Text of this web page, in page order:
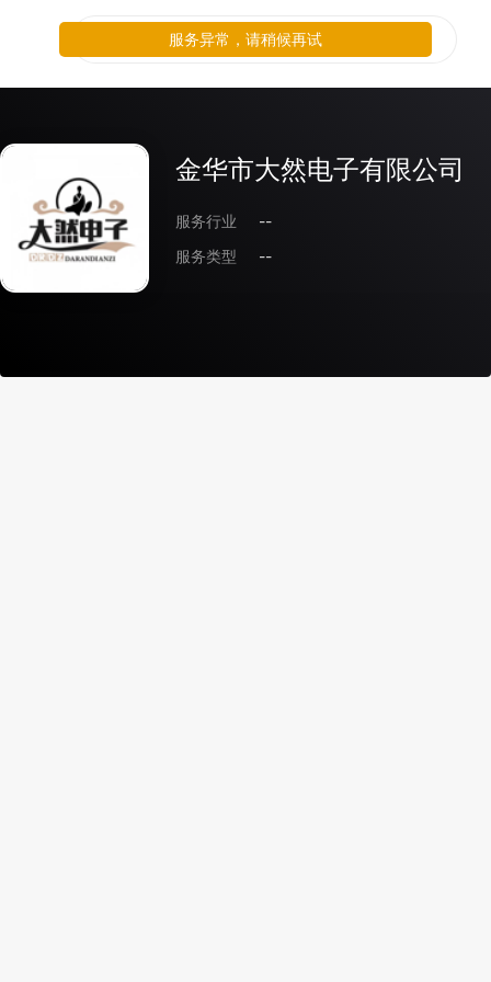
金华市大然电子有限公司
服务行业
--
服务类型
--
服务异常，请稍候再试